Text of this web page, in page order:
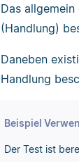
Das
(Handlung)
Daneben
Handlung
Beispiel
Der Test ist